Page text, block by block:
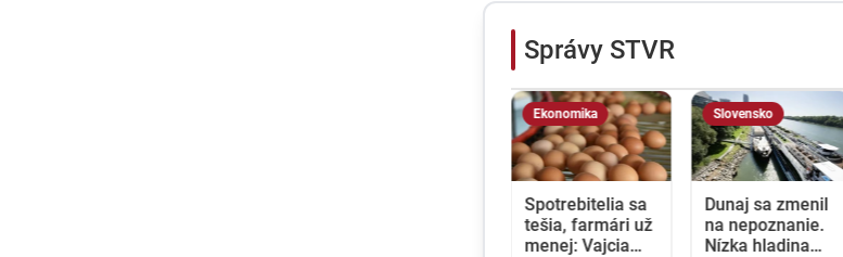
Správy STVR
Ekonomika
Spotrebitelia sa
tešia, farmári už
menej: Vajcia
Slovensko
Dunaj sa zmenil
na nepoznanie.
Nízka hladina